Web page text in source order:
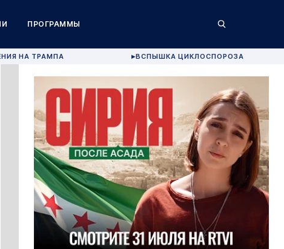
ПРОГРАММЫ
НА ТРАМПА ▶ВСПЫШКА ЦИКЛОСПОРОЗА